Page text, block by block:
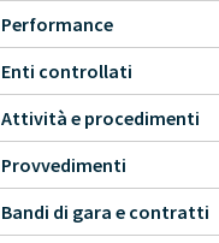
Performance
Enti controllati
Attività e procedimenti
Provvedimenti
Bandi di gara e contratti